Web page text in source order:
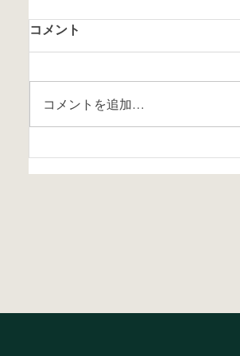
上越市の学級経営講座第一回
に関わって
コメント
コメントを追加…